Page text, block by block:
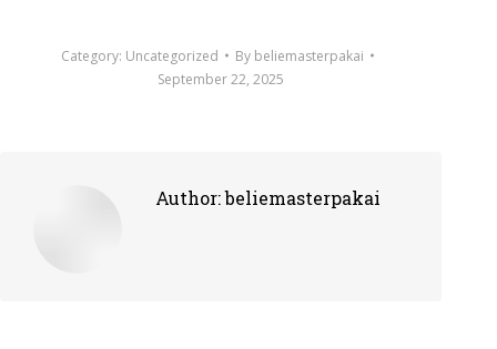
Category: Uncategorized By beliemasterpakai
September 22, 2025
Author:beliemasterpakai